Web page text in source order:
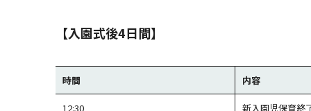
【入園式後4日間】
時間 内容
12:30 新入園児保育終